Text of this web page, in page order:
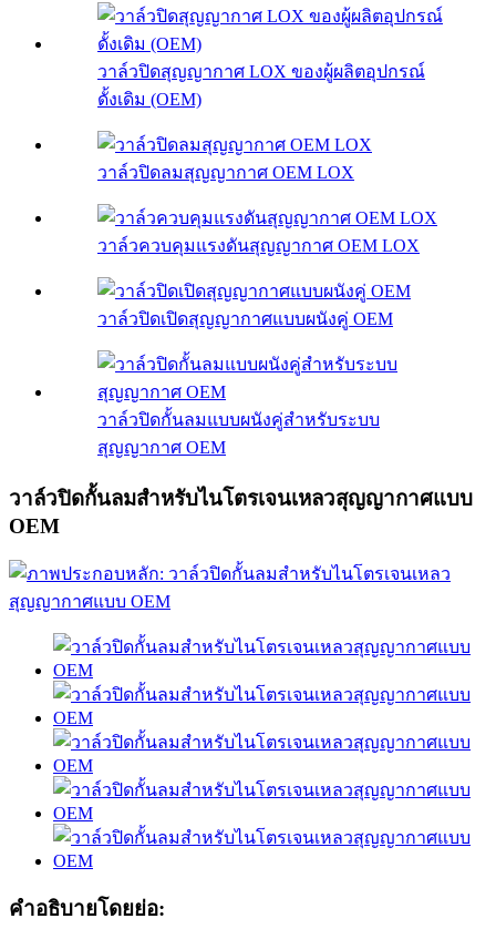
วาล์วปิดสุญญากาศ LOX ของผู้ผลิตอุปกรณ์
ดั้งเดิม (OEM)
วาล์วปิดลมสุญญากาศ OEM LOX
วาล์วควบคุมแรงดันสุญญากาศ OEM LOX
วาล์วปิดเปิดสุญญากาศแบบผนังคู่ OEM
วาล์วปิดกั้นลมแบบผนังคู่สำหรับระบบ
สุญญากาศ OEM
วาล์วปิดกั้นลมสำหรับไนโตรเจนเหลวสุญญากาศแบบ
OEM
คำอธิบายโดยย่อ: